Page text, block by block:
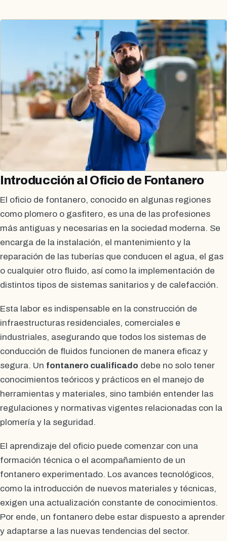
Introducción al Oficio de Fontanero
El oficio de fontanero, conocido en algunas regiones
como plomero o gasfitero, es una de las profesiones
más antiguas y necesarias en la sociedad moderna. Se
encarga de la instalación, el mantenimiento y la
reparación de las tuberías que conducen el agua, el gas
o cualquier otro fluido, así como la implementación de
distintos tipos de sistemas sanitarios y de calefacción.
Esta labor es indispensable en la construcción de
infraestructuras residenciales, comerciales e
industriales, asegurando que todos los sistemas de
conducción de fluidos funcionen de manera eficaz y
segura. Un fontanero cualificado debe no solo tener
conocimientos teóricos y prácticos en el manejo de
herramientas y materiales, sino también entender las
regulaciones y normativas vigentes relacionadas con la
plomería y la seguridad.
El aprendizaje del oficio puede comenzar con una
formación técnica o el acompañamiento de un
fontanero experimentado. Los avances tecnológicos,
como la introducción de nuevos materiales y técnicas,
exigen una actualización constante de conocimientos.
Por ende, un fontanero debe estar dispuesto a aprender
y adaptarse a las nuevas tendencias del sector.